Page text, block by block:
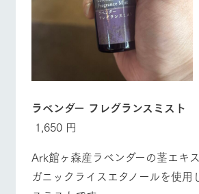
料請求
牧場内を巡る周
遊バスのご案内
個人情報取扱いについて
営業時間・料金 交
よくあるご質問
団
ペットをお連れの
お客様へ お
ラベンダー フレグランスミスト
1,650 円
Ark館ヶ森産ラベンダーの茎エキ
ガニックライスエタノールを使用